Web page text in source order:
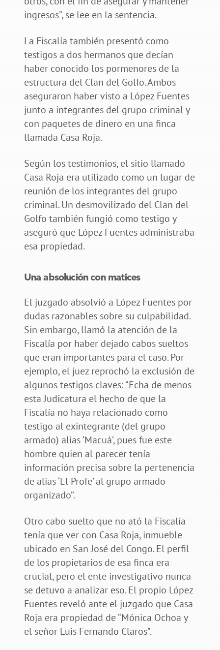
ingresos”, se lee en la sentencia.
La Fiscalía también presentó como
testigos a dos hermanos que decían
haber conocido los pormenores de la
estructura del Clan del Golfo. Ambos
aseguraron haber visto a López Fuentes
junto a integrantes del grupo criminal y
con paquetes de dinero en una finca
llamada Casa Roja.
Según los testimonios, el sitio llamado
Casa Roja era utilizado como un lugar de
reunión de los integrantes del grupo
criminal. Un desmovilizado del Clan del
Golfo también fungió como testigo y
aseguró que López Fuentes administraba
esa propiedad.
Una absolución con matices
El juzgado absolvió a López Fuentes por
dudas razonables sobre su culpabilidad.
Sin embargo, llamó la atención de la
Fiscalía por haber dejado cabos sueltos
que eran importantes para el caso. Por
ejemplo, el juez reprochó la exclusión de
algunos testigos claves: “Echa de menos
esta Judicatura el hecho de que la
Fiscalía no haya relacionado como
testigo al exintegrante (del grupo
armado) alias ‘Macuá’, pues fue este
hombre quien al parecer tenía
información precisa sobre la pertenencia
de alias ‘El Profe’ al grupo armado
organizado”.
Otro cabo suelto que no ató la Fiscalía
tenía que ver con Casa Roja, inmueble
ubicado en San José del Congo. El perfil
de los propietarios de esa finca era
crucial, pero el ente investigativo nunca
se detuvo a analizar eso. El propio López
Fuentes reveló ante el juzgado que Casa
Roja era propiedad de “Mónica Ochoa y
el señor Luis Fernando Claros”.